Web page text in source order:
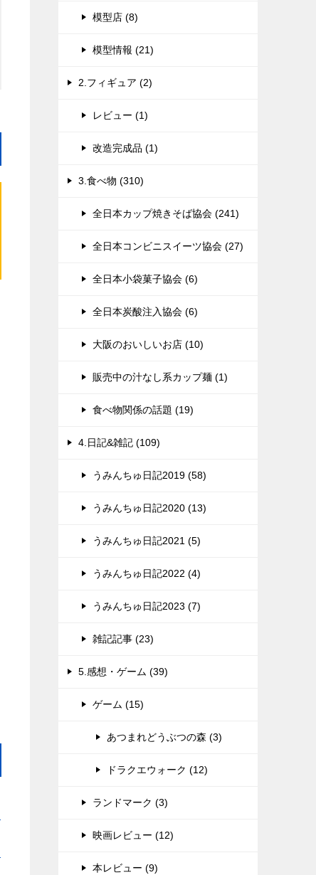
模型店 (8)
模型情報 (21)
2.フィギュア (2)
レビュー (1)
改造完成品 (1)
3.食べ物 (310)
全日本カップ焼きそば協会 (241)
全日本コンビニスイーツ協会 (27)
全日本小袋菓子協会 (6)
全日本炭酸注入協会 (6)
大阪のおいしいお店 (10)
販売中の汁なし系カップ麺 (1)
食べ物関係の話題 (19)
4.日記&雑記 (109)
うみんちゅ日記2019 (58)
うみんちゅ日記2020 (13)
うみんちゅ日記2021 (5)
うみんちゅ日記2022 (4)
うみんちゅ日記2023 (7)
雑記記事 (23)
5.感想・ゲーム (39)
ゲーム (15)
あつまれどうぶつの森 (3)
ドラクエウォーク (12)
ランドマーク (3)
映画レビュー (12)
本レビュー (9)